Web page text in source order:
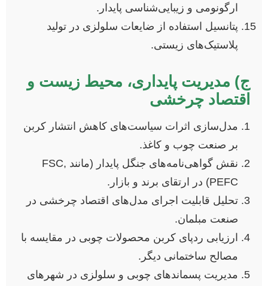
ارگونومی و زیبایی‌شناسی پایدار.
پتانسیل استفاده از ضایعات سلولزی در تولید
پلاستیک‌های زیستی.
ج) مدیریت پایداری، محیط زیست و
اقتصاد چرخشی
مدل‌سازی اثرات سیاست‌های کاهش انتشار کربن
بر صنعت چوب و کاغذ.
نقش گواهی‌نامه‌های جنگل پایدار (مانند FSC,
PEFC) در ارتقای برند و بازار.
تحلیل قابلیت اجرای مدل‌های اقتصاد چرخشی در
صنعت مبلمان.
ارزیابی ردپای کربن محصولات چوبی در مقایسه با
مصالح ساختمانی دیگر.
مدیریت پسماندهای چوبی و سلولزی در شهرهای